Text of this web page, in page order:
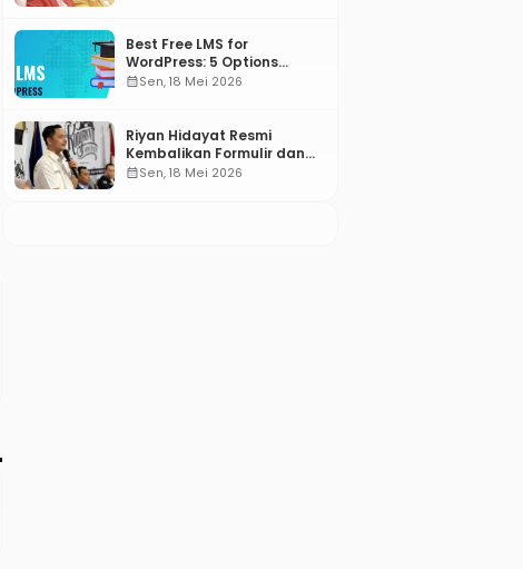
Best Free LMS for
WordPress: 5 Options
Compared for 2026
calendar_monthSen, 18 Mei 2026
Riyan Hidayat Resmi
Kembalikan Formulir dan
Berkas Pencalonan Ketua
calendar_monthSen, 18 Mei 2026